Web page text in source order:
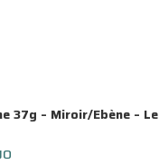
37g – Miroir/Ebène – Le